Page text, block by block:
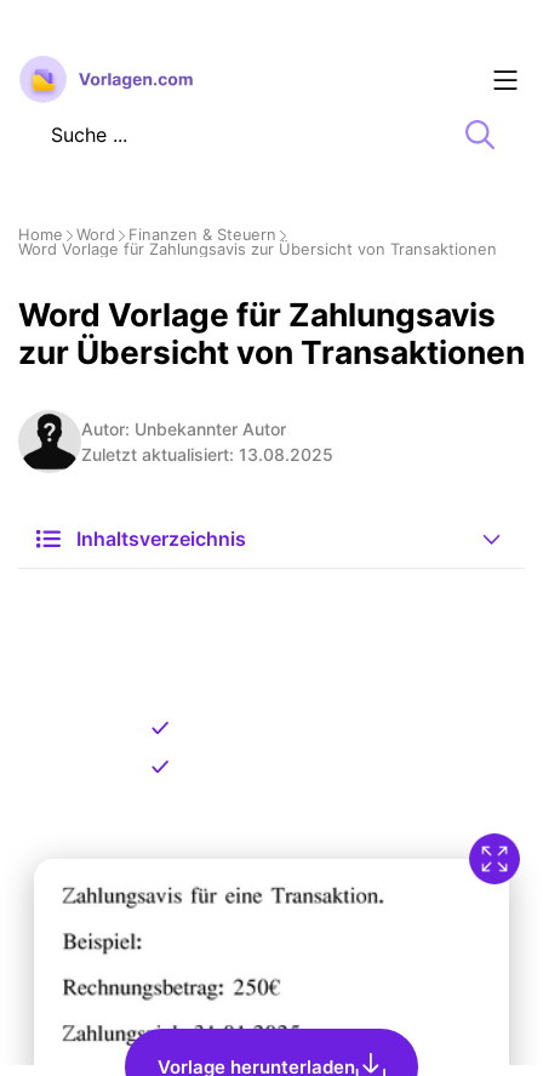
Zum
Inhalt
springen
Home Word
Finanzen & Steuern
Word Vorlage für Zahlungsavis zur Übersicht von Transaktionen
Word Vorlage für Zahlungsavis
zur Übersicht von Transaktionen
Autor: Unbekannter Autor
Zuletzt aktualisiert: 13.08.2025
Inhaltsverzeichnis
Vorlage herunterladen